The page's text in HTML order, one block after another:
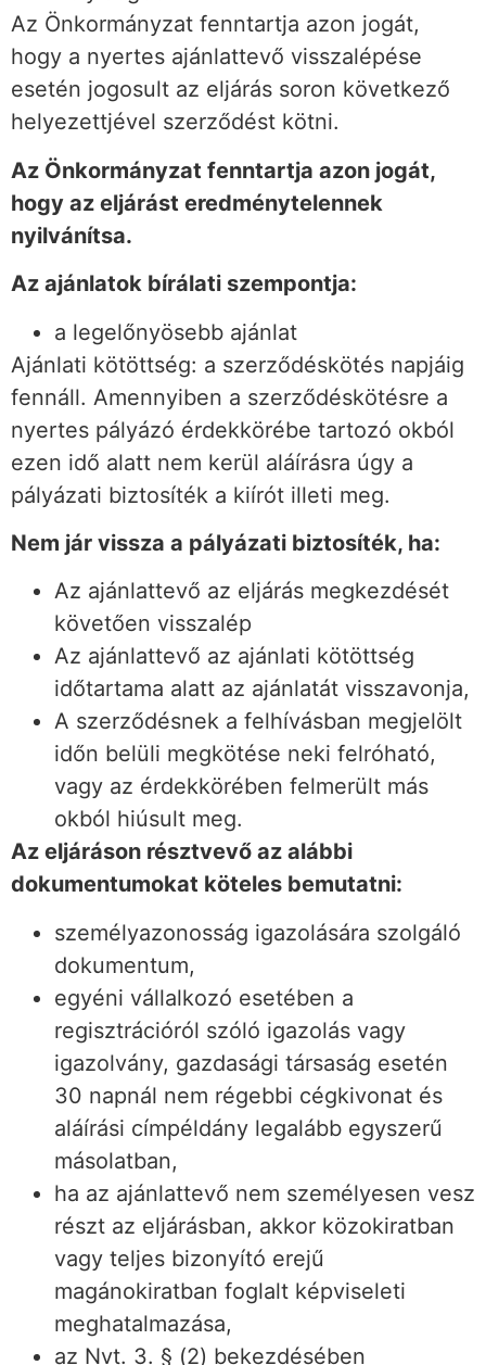
Az Önkormányzat fenntartja azon jogát,
hogy a nyertes ajánlattevő visszalépése
esetén jogosult az eljárás soron következő
helyezettjével szerződést kötni.
Az Önkormányzat fenntartja azon jogát,
hogy az eljárást eredménytelennek
nyilvánítsa.
Az ajánlatok bírálati szempontja:
a legelőnyösebb ajánlat
Ajánlati kötöttség: a szerződéskötés napjáig
fennáll. Amennyiben a szerződéskötésre a
nyertes pályázó érdekkörébe tartozó okból
ezen idő alatt nem kerül aláírásra úgy a
pályázati biztosíték a kiírót illeti meg.
Nem jár vissza a pályázati biztosíték, ha:
Az ajánlattevő az eljárás megkezdését
követően visszalép
Az ajánlattevő az ajánlati kötöttség
időtartama alatt az ajánlatát visszavonja,
A szerződésnek a felhívásban megjelölt
időn belüli megkötése neki felróható,
vagy az érdekkörében felmerült más
okból hiúsult meg.
Az eljáráson résztvevő az alábbi
dokumentumokat köteles bemutatni:
személyazonosság igazolására szolgáló
dokumentum,
egyéni vállalkozó esetében a
regisztrációról szóló igazolás vagy
igazolvány, gazdasági társaság esetén
30 napnál nem régebbi cégkivonat és
aláírási címpéldány legalább egyszerű
másolatban,
ha az ajánlattevő nem személyesen vesz
részt az eljárásban, akkor közokiratban
vagy teljes bizonyító erejű
magánokiratban foglalt képviseleti
meghatalmazása,
az Nvt. 3. § (2) bekezdésében